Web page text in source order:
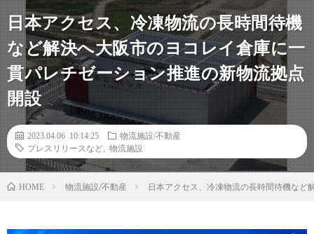
日本アクセス、冷凍物流の長時間待機
など解決へ大阪市のヨコレイ倉庫に一
貫パレチゼーション推進の新物流拠点
開設
2023.04.06 10:14:25
物流施設/不動産
プレスリリースなど
物流施設
HOME 物流施設/不動産 日本アクセス、冷凍物流の長時間待機など